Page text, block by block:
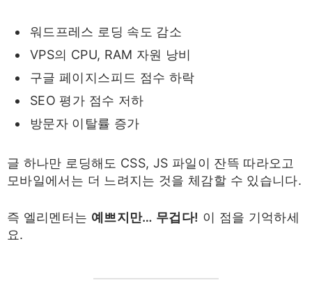
워드프레스 로딩 속도 감소
VPS의 CPU, RAM 자원 낭비
구글 페이지스피드 점수 하락
SEO 평가 점수 저하
방문자 이탈률 증가
글 하나만 로딩해도 CSS, JS 파일이 잔뜩 따라오고
모바일에서는 더 느려지는 것을 체감할 수 있습니다.
즉 엘리멘터는 예쁘지만… 무겁다! 이 점을 기억하세
요.